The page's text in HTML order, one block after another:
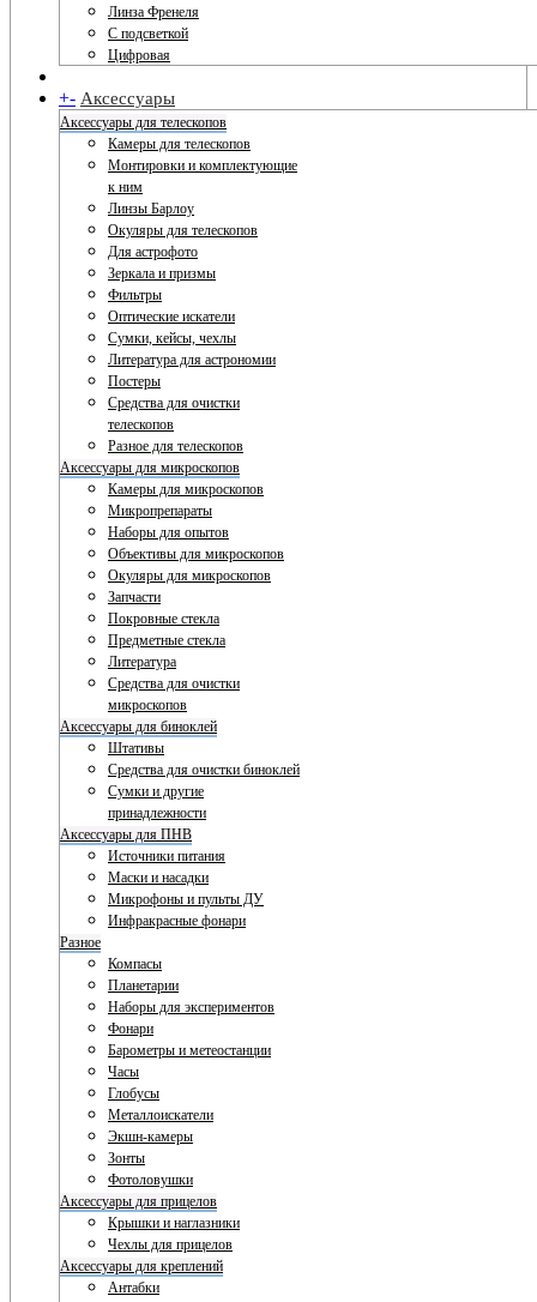
Линза Френеля
С подсветкой
Цифровая
+- Аксессуары
Аксессуары для телескопов
Камеры для телескопов
Монтировки и комплектующие
к ним
Линзы Барлоу
Окуляры для телескопов
Для астрофото
Зеркала и призмы
Фильтры
Оптические искатели
Сумки, кейсы, чехлы
Литература для астрономии
Постеры
Средства для очистки
телескопов
Разное для телескопов
Аксессуары для микроскопов
Камеры для микроскопов
Микропрепараты
Наборы для опытов
Объективы для микроскопов
Окуляры для микроскопов
Запчасти
Покровные стекла
Предметные стекла
Литература
Средства для очистки
микроскопов
Аксессуары для биноклей
Штативы
Средства для очистки биноклей
Сумки и другие
принадлежности
Аксессуары для ПНВ
Источники питания
Маски и насадки
Микрофоны и пульты ДУ
Инфракрасные фонари
Разное
Компасы
Планетарии
Наборы для экспериментов
Фонари
Барометры и метеостанции
Часы
Глобусы
Металлоискатели
Экшн-камеры
Зонты
Фотоловушки
Аксессуары для прицелов
Крышки и наглазники
Чехлы для прицелов
Аксессуары для креплений
Антабки